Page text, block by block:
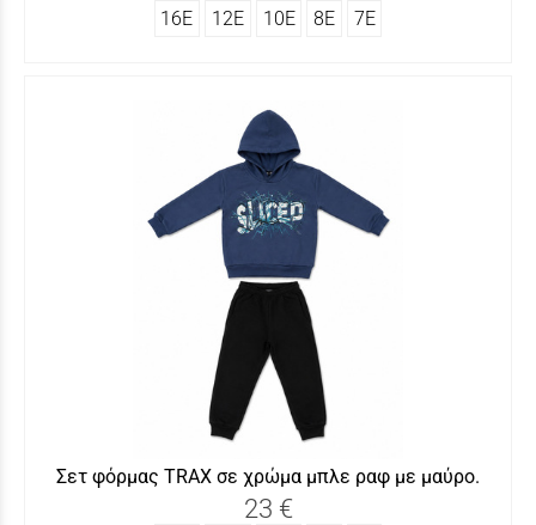
16Ε 12Ε 10Ε 8Ε 7Ε
Σετ φόρμας ΤRAX σε χρώμα μπλε ραφ με μαύρο.
23 €